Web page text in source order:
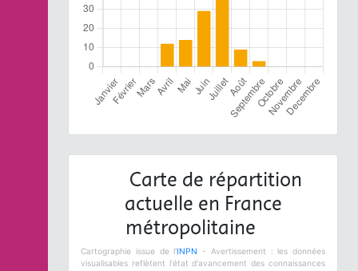
Carte de répartition
actuelle en France
métropolitaine
Cartographie issue de l'INPN
- Avertissement : les données
visualisables reflètent l'état d'avancement des connaissances